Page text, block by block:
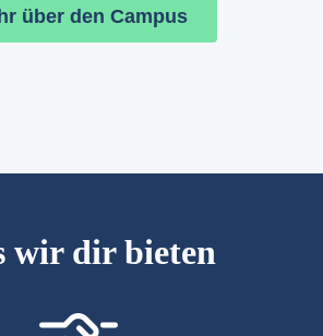
über den Campus
wir dir bieten